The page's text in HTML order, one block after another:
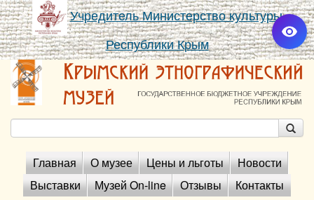
Учредитель Министерство культуры
Республики Крым
Главная О музее Цены и льготы
Новости
Выставки
Музей On-line Отзывы Контакты